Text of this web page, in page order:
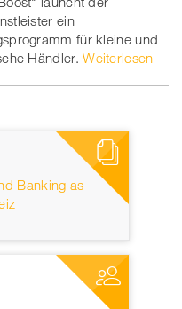
ein
für kleine und
Händler. Weiterlesen
Banking as